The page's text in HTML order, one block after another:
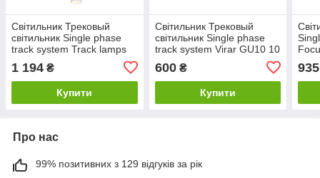
Світильник Трековый
світильник Single phase
track system Track lamps
GU10 50 Вт білий TR008-
1-GU10-W MAYTONI
1 194 ₴
Купити
Світильник Трековый
світильник Single phase
track system Virar GU10 10
Вт чорний TR022-1-GU10-
B MAYTONI
600₴
Купити
935
Про нас
99% позитивних з 129 відгуків за рік